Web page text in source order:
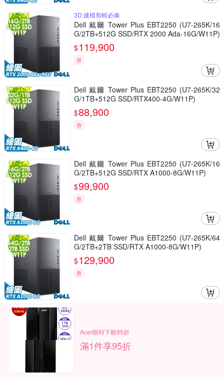
3D 建模剪輯必備
Dell 戴爾 Tower Plus EBT2250 (U7-265K/16
G/2TB+512G SSD/RTX 2000 Ada-16G/W11P)
$119,900
券
Dell 戴爾 Tower Plus EBT2250 (U7-265K/32
G/1TB+512G SSD/RTX400-4G/W11P)
$88,900
券
Dell 戴爾 Tower Plus EBT2250 (U7-265K/16
G/2TB+512G SSD/RTX A1000-8G/W11P)
$99,900
券
Dell 戴爾 Tower Plus EBT2250 (U7-265K/64
G/2TB+2TB SSD/RTX A1000-8G/W11P)
$129,900
券
Acer限時下殺95折
滿1件享95折